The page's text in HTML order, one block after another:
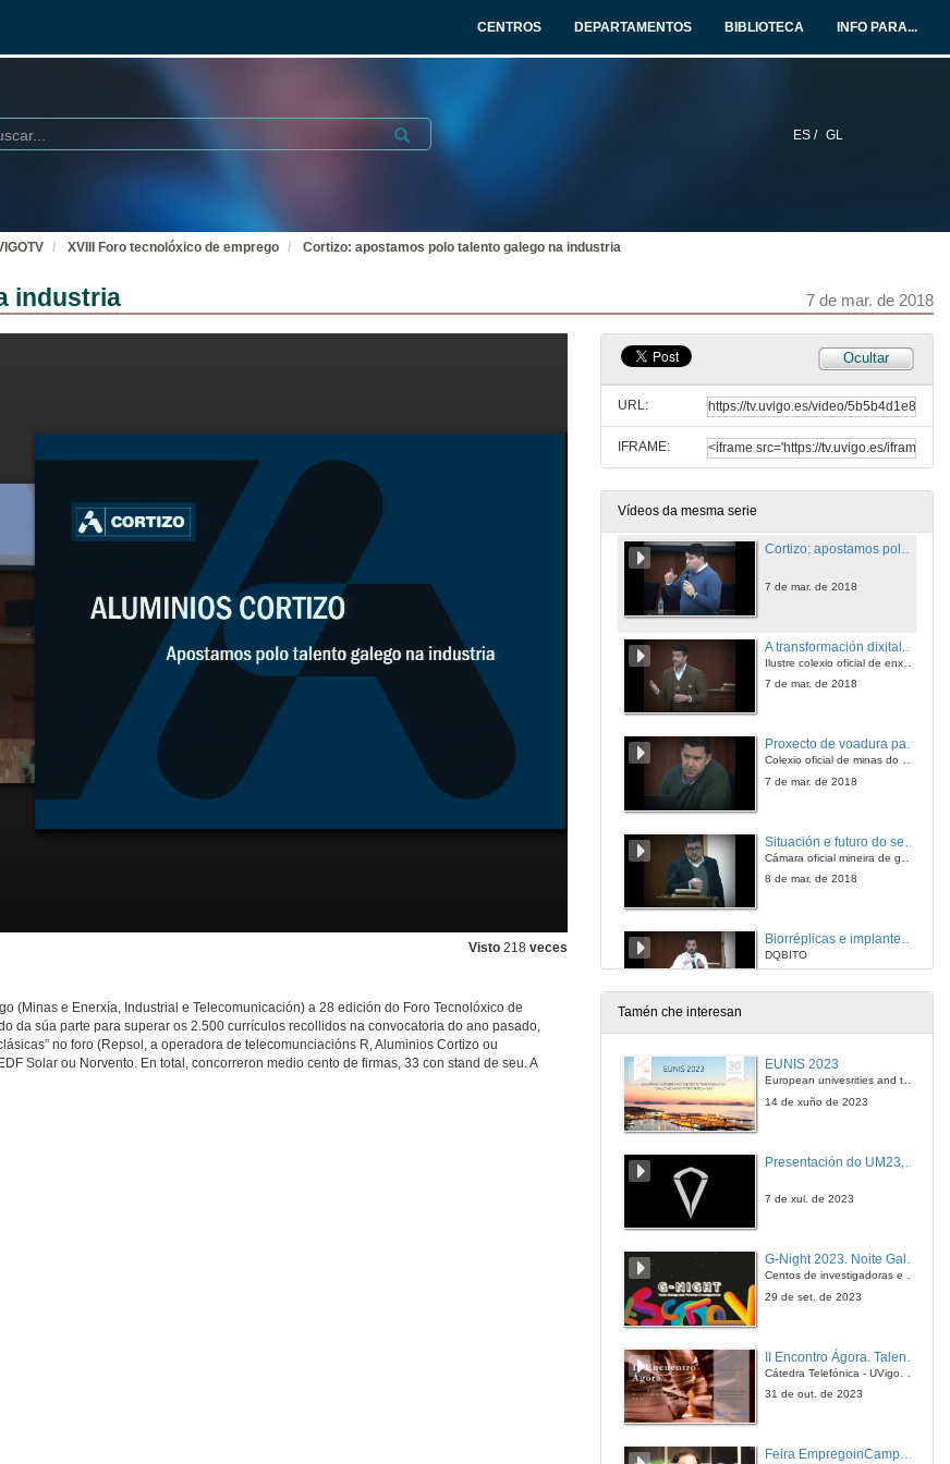
CENTROS DEPARTAMENTOS BIBLIOTECA INFO PARA...
ES / GL
Submit
XVIII Foro tecnolóxico de emprego Cortizo: apostamos polo talento galego na industria
industria 7 de mar. de 2018
Visto 218 veces
(Minas e Enerxía, Industrial e Telecomunicación) a 28 edición do Foro Tecnolóxico de
da súa parte para superar os 2.500 currículos recollidos na convocatoria do ano pasado,
no foro (Repsol, a operadora de telecomunciacións R, Aluminios Cortizo ou
Solar ou Norvento. En total, concorreron medio cento de firmas, 33 con stand de seu. A
Ocultar
URL:
IFRAME:
Vídeos da mesma serie
7 de mar. de 2018
#Telento dixital: retos inmediatos, tecnoloxías para la transformación
Investigación xeolóxica para unha minería sostenible
Colexio oficial de xeólogos
7 de mar. de 2018
Cortizo: apostamos polo talento galego na industria
7 de mar. de 2018
Ilustre colexio oficial de enxeneiros industrais de galicia
7 de mar. de 2018
Proxecto de voadura para a construción da EDAR de Vigo. Voaduras en pozo e subamarina.
Colexio oficial de minas do Noroeste
7 de mar. de 2018
Cámara oficial mineira de galicia
8 de mar. de 2018
Biorréplicas e implantes personalizados fabricados con manufactura aditiva
DQBITO
O sistema eléctrico que vén durante o século XXI
8 de mar. de 2018
8 de mar. de 2018
8 de mar. de 2018
Tamén che interesan
EUNIS 2023
European univesrities and the digital transformation: challenges and opportunities ahead
14 de xuño de 2023
7 de xul. de 2023
G-Night 2023. Noite Galega das Persoas Investigadoras. Conciencias creativas
Centos de investigadoras e investigadores, decenas de actividades e sete cidades
29 de set. de 2023
Cátedra Telefónica - UVigo. Espazos de innovación
31 de out. de 2023
Feira EmpregoinCampus Vigo 2024